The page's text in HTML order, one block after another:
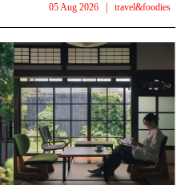
05 Aug 2026 | travel&foodies